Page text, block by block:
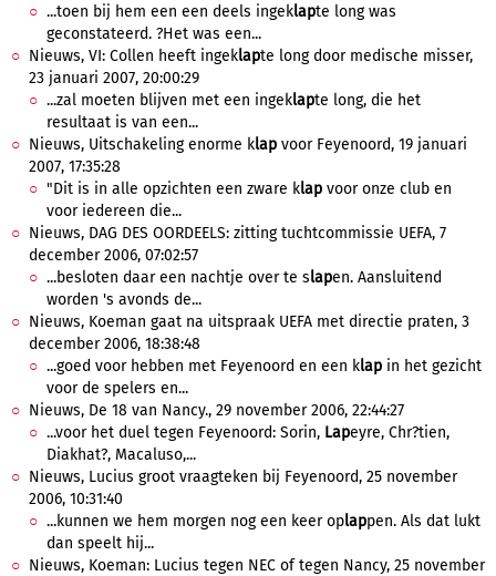
...toen bij hem een een deels ingeklapte long was
geconstateerd. ?Het was een...
Nieuws, VI: Collen heeft ingeklapte long door medische misser,
23 januari 2007, 20:00:29
...zal moeten blijven met een ingeklapte long, die het
resultaat is van een...
Nieuws, Uitschakeling enorme klap voor Feyenoord, 19 januari
2007, 17:35:28
"Dit is in alle opzichten een zware klap voor onze club en
voor iedereen die...
Nieuws, DAG DES OORDEELS: zitting tuchtcommissie UEFA, 7
december 2006, 07:02:57
...besloten daar een nachtje over te slapen. Aansluitend
worden 's avonds de...
Nieuws, Koeman gaat na uitspraak UEFA met directie praten, 3
december 2006, 18:38:48
...goed voor hebben met Feyenoord en een klap in het gezicht
voor de spelers en...
Nieuws, De 18 van Nancy., 29 november 2006, 22:44:27
...voor het duel tegen Feyenoord: Sorin, Lapeyre, Chr?tien,
Diakhat?, Macaluso,...
Nieuws, Lucius groot vraagteken bij Feyenoord, 25 november
2006, 10:31:40
...kunnen we hem morgen nog een keer oplappen. Als dat lukt
dan speelt hij...
Nieuws, Koeman: Lucius tegen NEC of tegen Nancy, 25 november